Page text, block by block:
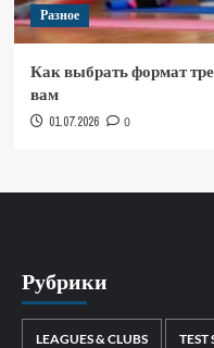
Разное
Как выбрать формат
вам
01.07.2026 0
Рубрики
LEAGUES & CLUBS TEST